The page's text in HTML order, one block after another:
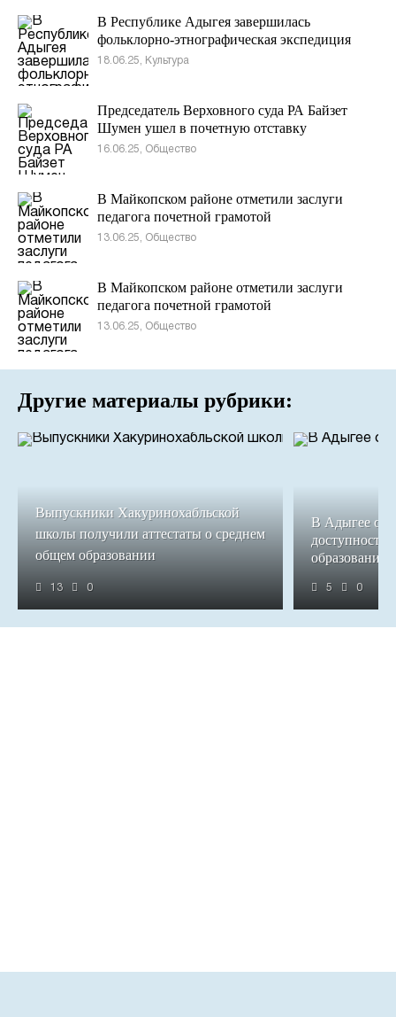
В Республике Адыгея завершилась
фольклорно-этнографическая экспедиция
18.06.25, Культура
Председатель Верховного суда РА Байзет
Шумен ушел в почетную отставку
16.06.25, Общество
В Майкопском районе отметили заслуги
педагога почетной грамотой
13.06.25, Общество
В Майкопском районе отметили заслуги
педагога почетной грамотой
13.06.25, Общество
Другие материалы рубрики:
Выпускники Хакуринохабльской
школы получили аттестаты о среднем
общем образовании
13 0
В Адыгее
доступность
образования
5 0